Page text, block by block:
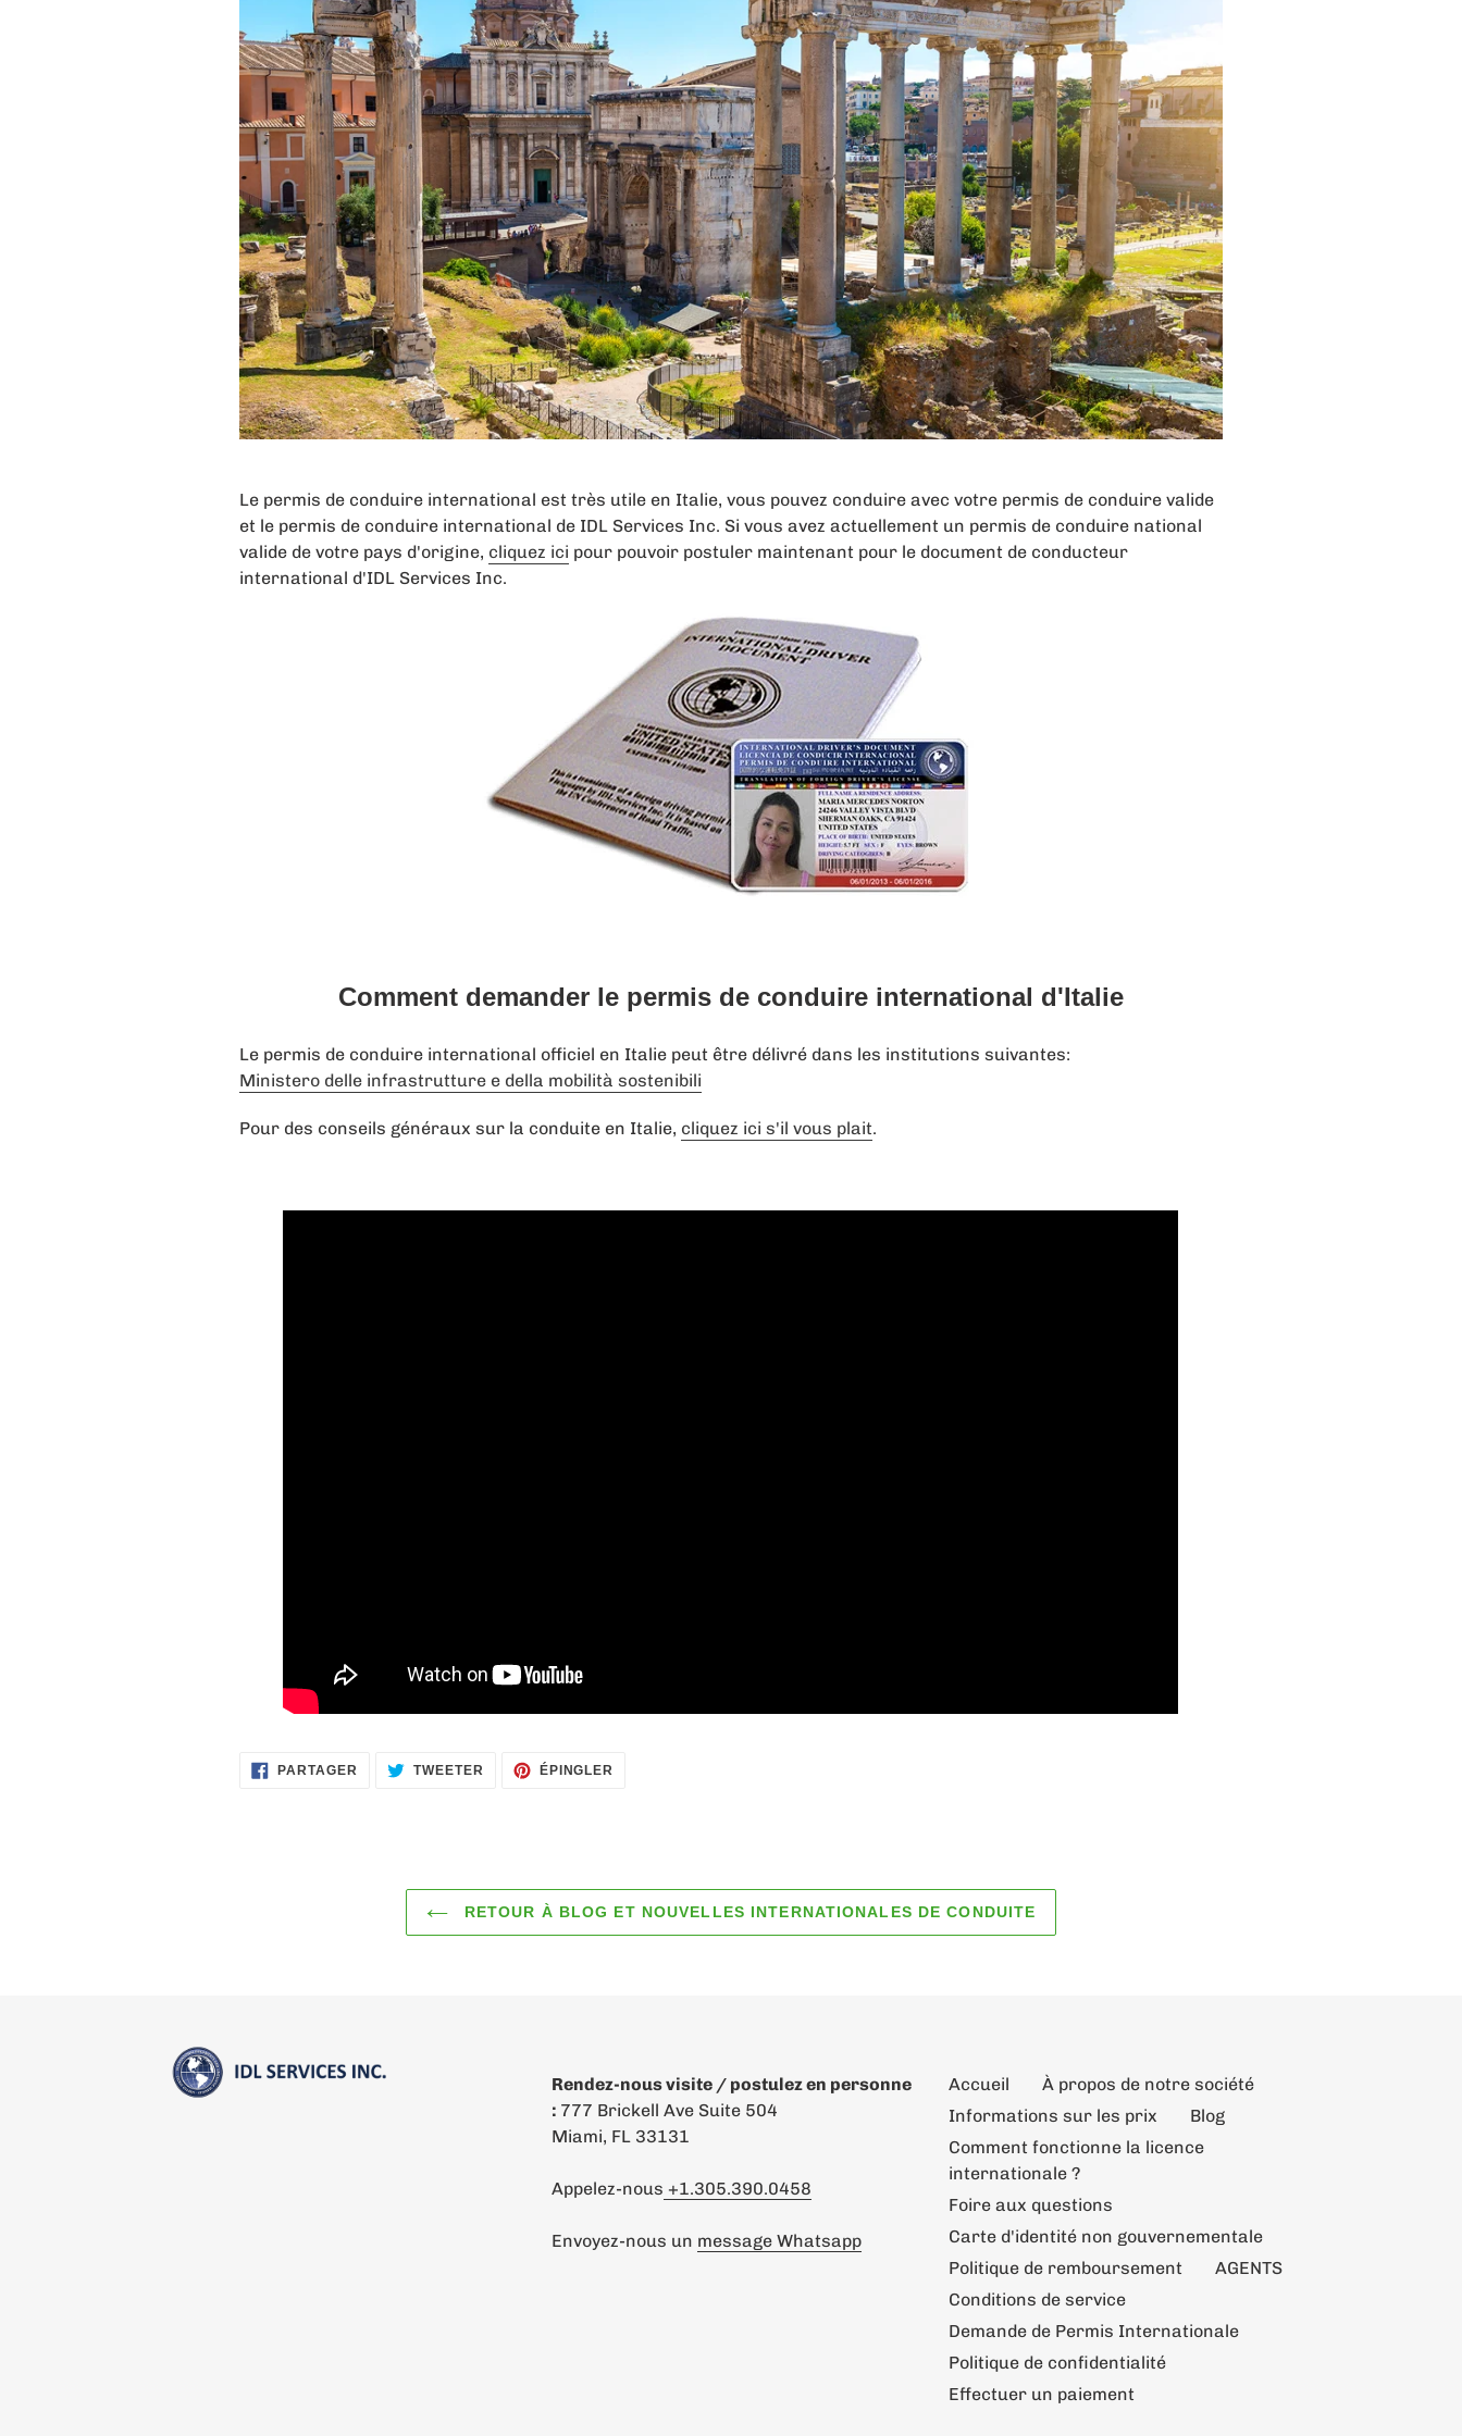
Le permis de conduire international est très utile en Italie, vous pouvez conduire avec votre permis de conduire valide
et le permis de conduire international de IDL Services Inc. Si vous avez actuellement un permis de conduire national
valide de votre pays d'origine, cliquez ici pour pouvoir postuler maintenant pour le document de conducteur
international d'IDL Services Inc.
Comment demander le permis de conduire international d'Italie
Le permis de conduire international officiel en Italie peut être délivré dans les institutions suivantes:
Ministero delle infrastrutture e della mobilità sostenibili
Pour des conseils généraux sur la conduite en Italie, cliquez ici s'il vous plait.
PARTAGER PARTAGER
SUR
TWEETER TWEETER
SUR
ÉPINGLER
RETOUR À BLOG ET NOUVELLES INTERNATIONALES DE CONDUITE
Rendez-nous visite / postulez en personne
: 777 Brickell Ave Suite 504
Miami, FL 33131
Appelez-nous +1.305.390.0458
Envoyez-nous un message Whatsapp
Accueil
À propos de notre société
Informations sur les prix
Blog
Comment fonctionne la licence
internationale ?
Foire aux questions
Carte d'identité non gouvernementale
Politique de remboursement
AGENTS
Conditions de service
Demande de Permis Internationale
Politique de confidentialité
Effectuer un paiement